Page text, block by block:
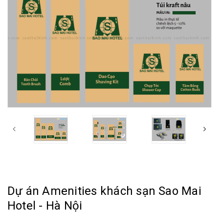
Dự án Amenities khách sạn Sao Mai
Hotel - Hà Nội